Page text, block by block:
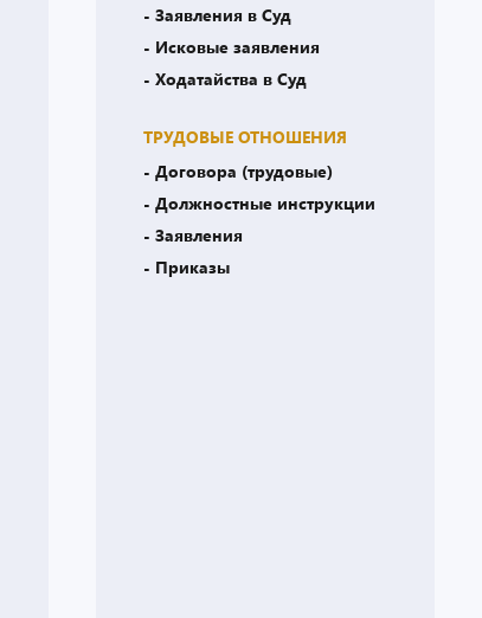
- Заявления в Суд
- Исковые заявления
- Ходатайства в Суд
ТРУДОВЫЕ ОТНОШЕНИЯ
- Договора (трудовые)
- Должностные инструкции
- Заявления
- Приказы